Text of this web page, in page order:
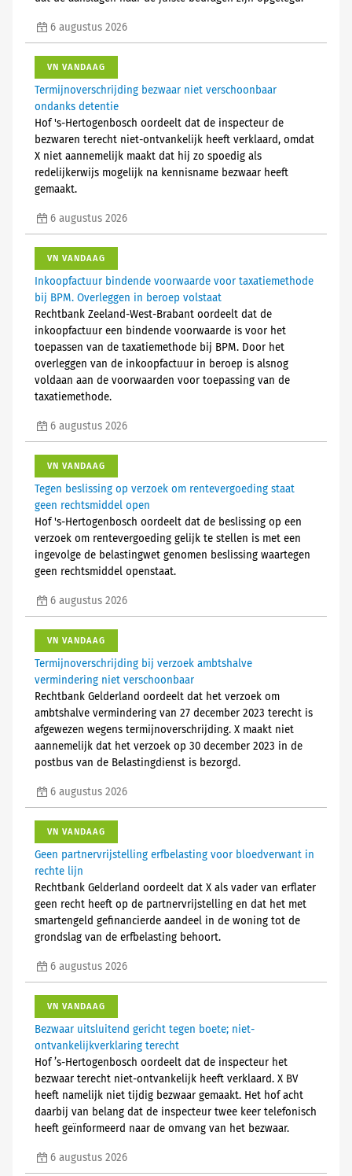
6 augustus 2026
VN VANDAAG
Termijnoverschrijding bezwaar niet verschoonbaar
ondanks detentie
Hof 's-Hertogenbosch oordeelt dat de inspecteur de
bezwaren terecht niet-ontvankelijk heeft verklaard, omdat
X niet aannemelijk maakt dat hij zo spoedig als
redelijkerwijs mogelijk na kennisname bezwaar heeft
gemaakt.
6 augustus 2026
VN VANDAAG
Inkoopfactuur bindende voorwaarde voor taxatiemethode
bij BPM. Overleggen in beroep volstaat
Rechtbank Zeeland-West-Brabant oordeelt dat de
inkoopfactuur een bindende voorwaarde is voor het
toepassen van de taxatiemethode bij BPM. Door het
overleggen van de inkoopfactuur in beroep is alsnog
voldaan aan de voorwaarden voor toepassing van de
taxatiemethode.
6 augustus 2026
VN VANDAAG
Tegen beslissing op verzoek om rentevergoeding staat
geen rechtsmiddel open
Hof 's-Hertogenbosch oordeelt dat de beslissing op een
verzoek om rentevergoeding gelijk te stellen is met een
ingevolge de belastingwet genomen beslissing waartegen
geen rechtsmiddel openstaat.
6 augustus 2026
VN VANDAAG
Termijnoverschrijding bij verzoek ambtshalve
vermindering niet verschoonbaar
Rechtbank Gelderland oordeelt dat het verzoek om
ambtshalve vermindering van 27 december 2023 terecht is
afgewezen wegens termijnoverschrijding. X maakt niet
aannemelijk dat het verzoek op 30 december 2023 in de
postbus van de Belastingdienst is bezorgd.
6 augustus 2026
VN VANDAAG
Geen partnervrijstelling erfbelasting voor bloedverwant in
rechte lijn
Rechtbank Gelderland oordeelt dat X als vader van erflater
geen recht heeft op de partnervrijstelling en dat het met
smartengeld gefinancierde aandeel in de woning tot de
grondslag van de erfbelasting behoort.
6 augustus 2026
VN VANDAAG
Bezwaar uitsluitend gericht tegen boete; niet-
ontvankelijkverklaring terecht
Hof ’s-Hertogenbosch oordeelt dat de inspecteur het
bezwaar terecht niet-ontvankelijk heeft verklaard. X BV
heeft namelijk niet tijdig bezwaar gemaakt. Het hof acht
daarbij van belang dat de inspecteur twee keer telefonisch
heeft geïnformeerd naar de omvang van het bezwaar.
6 augustus 2026